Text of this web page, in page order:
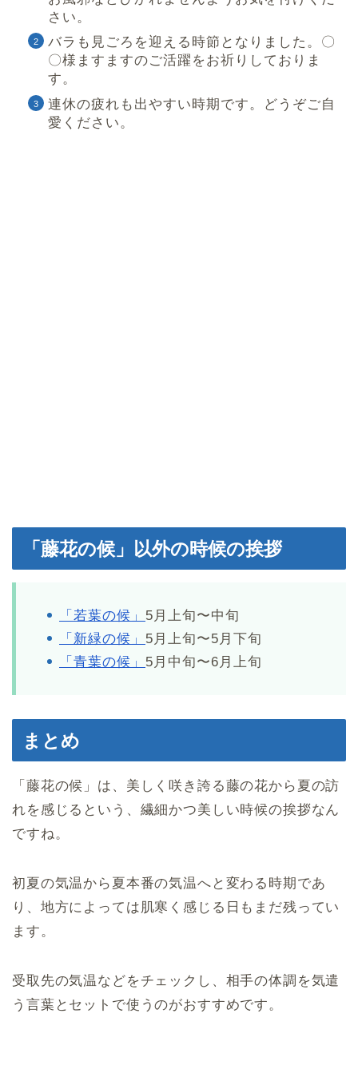
さい。
バラも見ごろを迎える時節となりました。〇
〇様ますますのご活躍をお祈りしておりま
す。
連休の疲れも出やすい時期です。どうぞご自
愛ください。
「藤花の候」以外の時候の挨拶
「若葉の候」 5月上旬〜中旬
「新緑の候」 5月上旬〜5月下旬
「青葉の候」 5月中旬〜6月上旬
まとめ
「藤花の候」は、美しく咲き誇る藤の花から夏の訪
れを感じるという、繊細かつ美しい時候の挨拶なん
ですね。
初夏の気温から夏本番の気温へと変わる時期であ
り、地方によっては肌寒く感じる日もまだ残ってい
ます。
受取先の気温などをチェックし、相手の体調を気遣
う言葉とセットで使うのがおすすめです。